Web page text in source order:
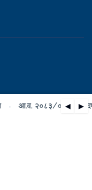
◀ ▶
आ.व. २०८३/०८४ को